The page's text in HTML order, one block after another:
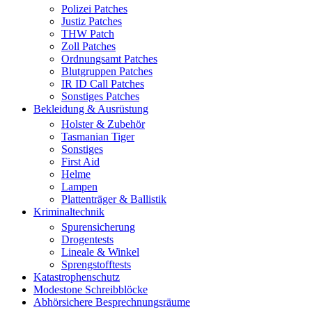
Polizei Patches
Justiz Patches
THW Patch
Zoll Patches
Ordnungsamt Patches
Blutgruppen Patches
IR ID Call Patches
Sonstiges Patches
Bekleidung & Ausrüstung
Holster & Zubehör
Tasmanian Tiger
Sonstiges
First Aid
Helme
Lampen
Plattenträger & Ballistik
Kriminaltechnik
Spurensicherung
Drogentests
Lineale & Winkel
Sprengstofftests
Katastrophenschutz
Modestone Schreibblöcke
Abhörsichere Besprechnungsräume